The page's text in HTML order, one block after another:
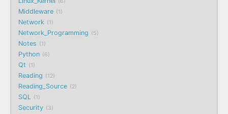
6
Middleware 1
Network 1
Network_Programming 5
Notes 1
Python 6
Qt 1
Reading 12
Reading_Source 2
SQL 1
Security 3